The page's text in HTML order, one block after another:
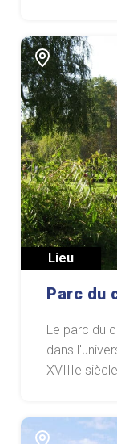
Lieu
Parc du
Le parc du
dans
XVIIIe